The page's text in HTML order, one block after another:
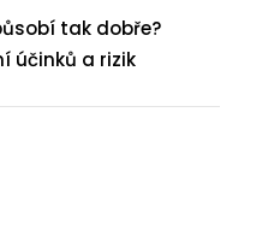
tak dobře?
účinků a rizik